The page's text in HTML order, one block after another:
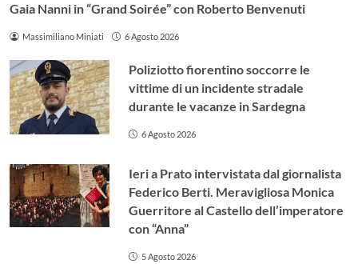
Gaia Nanni in “Grand Soirée” con Roberto Benvenuti
Massimiliano Miniati 6 Agosto 2026
Poliziotto fiorentino soccorre le
vittime di un incidente stradale
durante le vacanze in Sardegna
6 Agosto 2026
Ieri a Prato intervistata dal giornalista
Federico Berti. Meravigliosa Monica
Guerritore al Castello dell’imperatore
con “Anna”
5 Agosto 2026